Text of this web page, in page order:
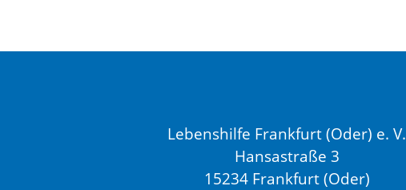
Lebenshilfe Frankfurt (Oder) e. V.
Hansastraße 3
15234 Frankfurt (Oder)